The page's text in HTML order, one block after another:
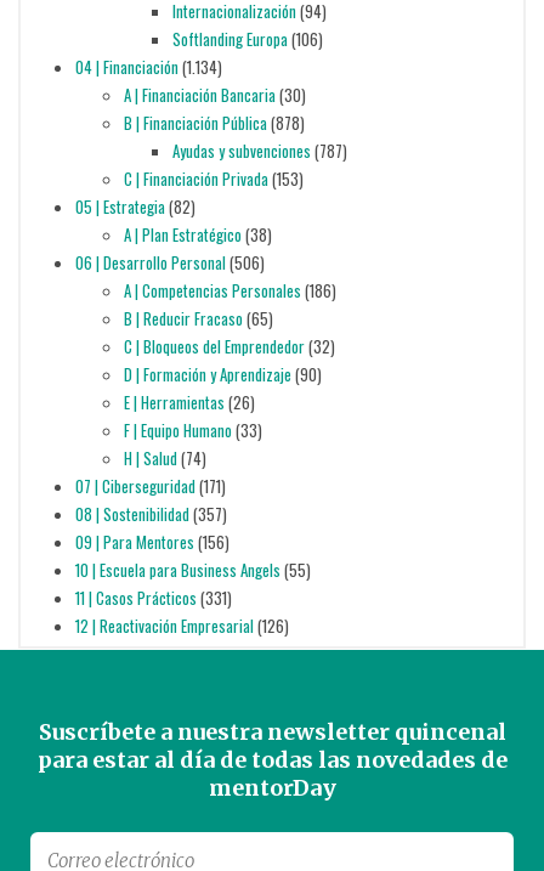
Internacionalización(94)
Softlanding Europa(106)
04 | Financiación(1.134)
A | Financiación Bancaria(30)
B | Financiación Pública(878)
Ayudas y subvenciones (787)
C | Financiación Privada(153)
05 | Estrategia(82)
A | Plan Estratégico(38)
06 | Desarrollo Personal(506)
A | Competencias Personales (186)
B | Reducir Fracaso(65)
C | Bloqueos del Emprendedor(32)
D | Formación y Aprendizaje (90)
E | Herramientas (26)
F | Equipo Humano(33)
H | Salud(74)
07 | Ciberseguridad(171)
08 | Sostenibilidad(357)
09 | Para Mentores (156)
10 | Escuela para Business Angels (55)
11 | Casos Prácticos (331)
12 | Reactivación Empresarial(126)
Suscríbete a nuestra newsletter quincenal
para estar al día de todas las novedades de
mentorDay